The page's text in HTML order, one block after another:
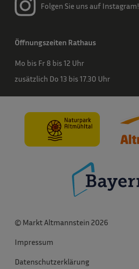
Folgen Sie uns auf Instagram!
Öffnungszeiten Rathaus
Mo bis Fr 8 bis 12 Uhr
zusätzlich Do 13 bis 17.30 Uhr
© Markt Altmannstein 2026
Impressum
Datenschutzerklärung